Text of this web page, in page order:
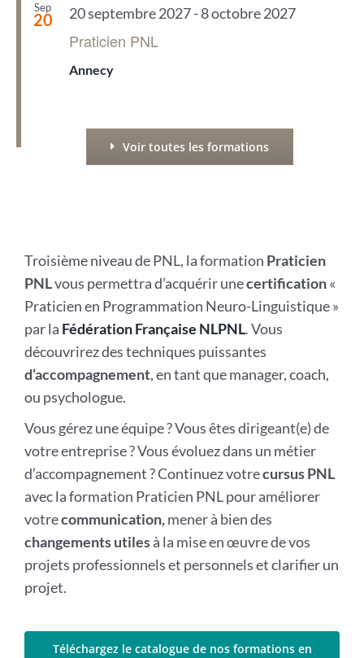
Sep
20 20 septembre 2027-8 octobre 2027
Praticien PNL
Annecy
Voir toutes les formations
Troisième niveau de PNL, la formation Praticien
PNLvous permettra d’acquérir unecertification«
Praticien en Programmation Neuro-Linguistique »
par la Fédération Française NLPNL.Vous
découvrirez des techniques puissantes
d’accompagnement, en tant que manager, coach,
ou psychologue.
Vous gérez une équipe ? Vous êtes dirigeant(e) de
votre entreprise ? Vous évoluez dans un métier
d’accompagnement ? Continuez votrecursus PNL
avec la formation Praticien PNL pour améliorer
votrecommunication,mener à bien des
changements utilesà la mise en œuvre de vos
projets professionnels et personnels et clarifier un
projet.
Téléchargez le catalogue de nos formations en